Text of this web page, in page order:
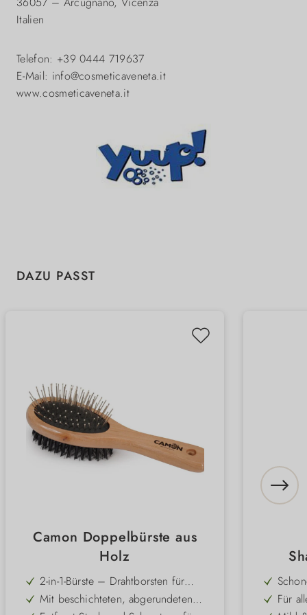
Italien
Telefon: +39 0444 719637
E-Mail: info@cosmeticaveneta.it
www.cosmeticaveneta.it
Produktgalerie überspringen
DAZU PASST
Camon Doppelbürste aus
Holz
2-in-1-Bürste – Drahtborsten für
Verfilzungen, Kunststoffborsten für
Glanz
Mit beschichteten, abgerundeten
Für